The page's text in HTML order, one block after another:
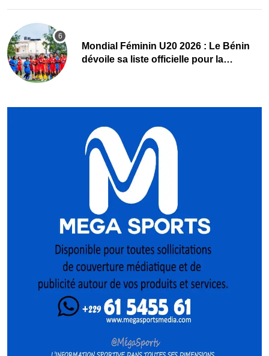
Mondial Féminin U20 2026 : Le Bénin
dévoile sa liste officielle pour la